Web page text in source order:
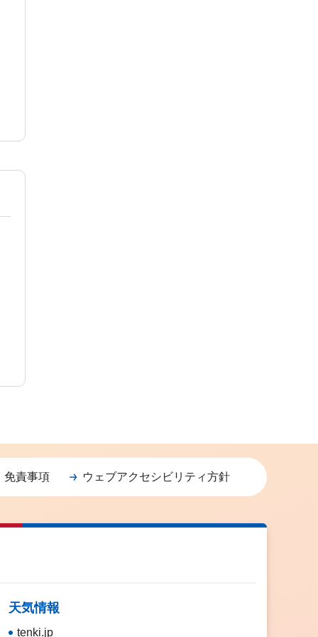
免責事項 ウェブアクセシビリティ方針
天気情報
tenki.jp